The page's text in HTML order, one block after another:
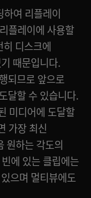
여 리플레이
플레이에 사용할
디스크에
때문입니다.
되므로 앞으로
달할 수 있습니다.
미디어에 도달할
가장 최신
원하는 각도의
에 있는 클립에는
으며 멀티뷰에도